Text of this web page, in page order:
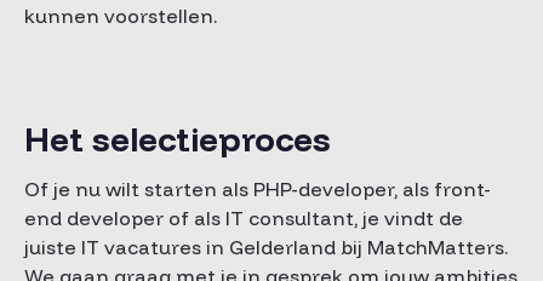
kunnen voorstellen.
Het selectieproces
Of je nu wilt starten als PHP-developer, als front-
end developer of als IT consultant, je vindt de
juiste IT vacatures in Gelderland bij MatchMatters.
We gaan graag met je in gesprek om jouw ambities